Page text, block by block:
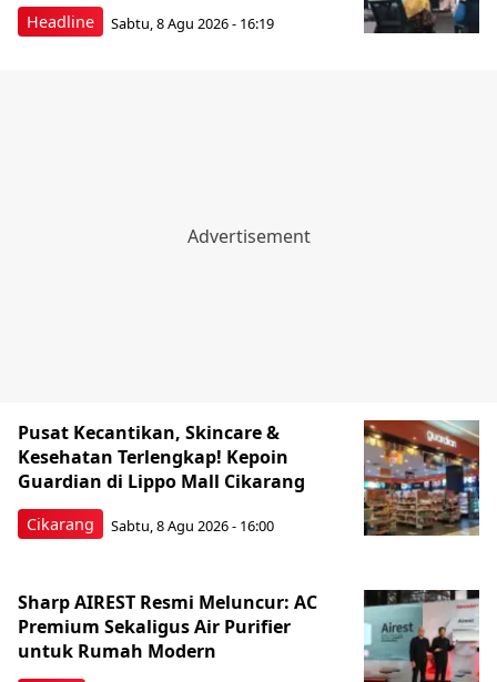
Headline Sabtu, 8 Agu 2026 - 16:19
Cikarang
Pusat Kecantikan, Skincare &
Kesehatan Terlengkap! Kepoin
Guardian di Lippo Mall Cikarang
Sabtu, 8 Agu 2026 - 16:00
Sharp AIREST Resmi Meluncur: AC
Premium Sekaligus Air Purifier
untuk Rumah Modern